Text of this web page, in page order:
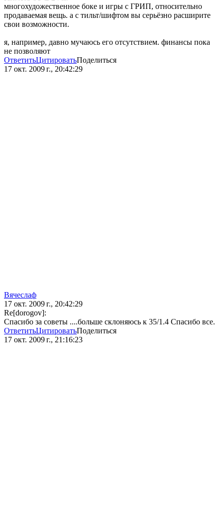
многохудожественное боке и игры с ГРИП, относительно
продаваемая вещь. а с тильт/шифтом вы серьёзно расширите
свои возможности.
я, например, давно мучаюсь его отсутствием. финансы пока
не позволяют
ОтветитьЦитироватьПоделиться
17 окт. 2009 г., 20:42:29
Вячеслаф
17 окт. 2009 г., 20:42:29
Re[dorogov]:
Спасибо за советы ....больше склоняюсь к 35/1.4 Спасибо все.
ОтветитьЦитироватьПоделиться
17 окт. 2009 г., 21:16:23